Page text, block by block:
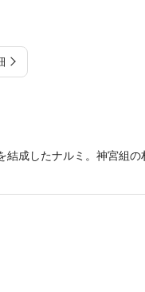
結成したナルミ。神宮組